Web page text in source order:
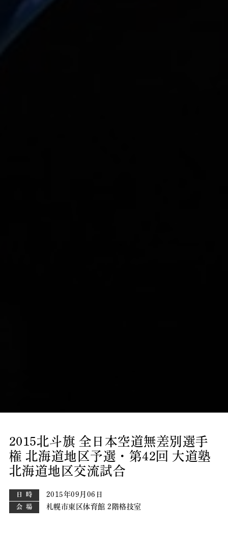
2015北斗旗 全日本空道無差別選手
権 北海道地区予選・第42回 大道塾
北海道地区交流試合
日時 2015年09月06日
会場 札幌市東区体育館 2階格技室